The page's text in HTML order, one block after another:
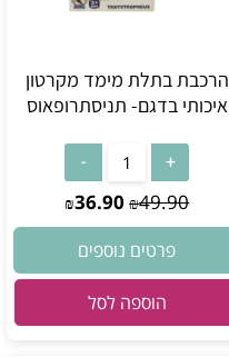
הרכבת בתלת מימד מקרטון
איכותי בדגם- תניסתרופאוס
₪49.90
₪36.90
פרטים נוספים
הוספה לסל